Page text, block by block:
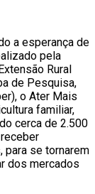
a esperança de
pela
Rural
de Pesquisa,
o Ater Mais
familiar,
cerca de 2.500
para se tornarem
dos mercados